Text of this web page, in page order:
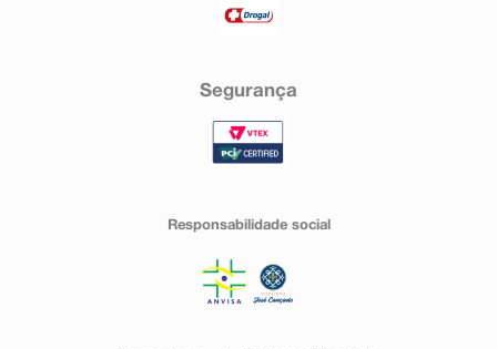
Segurança
Responsabilidade social